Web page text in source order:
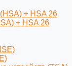
+ HSA 26